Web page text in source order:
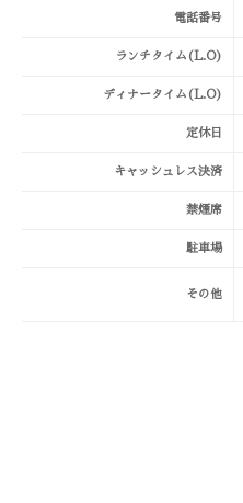
電話番号
ランチタイム(L.O)
ディナータイム(L.O)
定休日
キャッシュレス決済
禁煙席
駐車場
その他